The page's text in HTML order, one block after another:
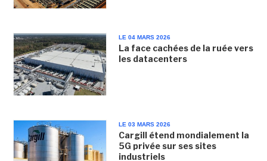
LE 04 MARS 2026
La face cachées de la ruée vers
les datacenters
LE 03 MARS 2026
Cargill étend mondialement la
5G privée sur ses sites
industriels